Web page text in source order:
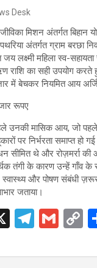
Desk
मिशन अंतर्गत
अंतर्गत ग्राम बरछा
जय लक्ष्मी महिला स्व-
राशि का सही उपयोग
में बेचकर नियमित आय
पहले उनकी मासिक आय,
पर निर्भरता समाप्त हो
सीमित थे और रोज़मर्रा की
तंगी के कारण उन्हें गाँव
स्वास्थ्य और पोषण संबंधी
जताया।
X
T
e
G
ail
C